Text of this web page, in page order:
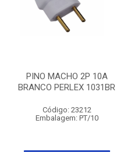
PINO MACHO 2P 10A
BRANCO PERLEX 1031BR
Código: 23212
Embalagem: PT/10